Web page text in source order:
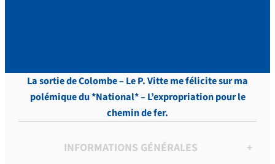
La sortie de Colombe – Le P. Vitte me félicite sur ma
polémique du *National* – L’expropriation pour le
chemin de fer.
INFORMATIONS GÉNÉRALES +